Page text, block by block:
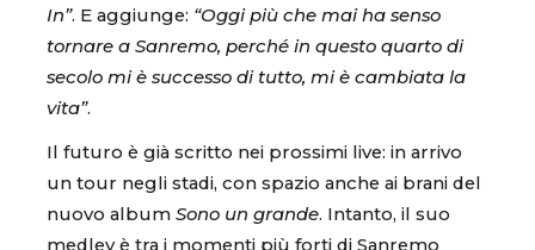
In”. E aggiunge: “Oggi più che mai ha senso
tornare a Sanremo, perché in questo quarto di
secolo mi è successo di tutto, mi è cambiata la
vita”.
Il futuro è già scritto nei prossimi live: in arrivo
un tour negli stadi, con spazio anche ai brani del
nuovo album Sono un grande. Intanto, il suo
medley è tra i momenti più forti di Sanremo